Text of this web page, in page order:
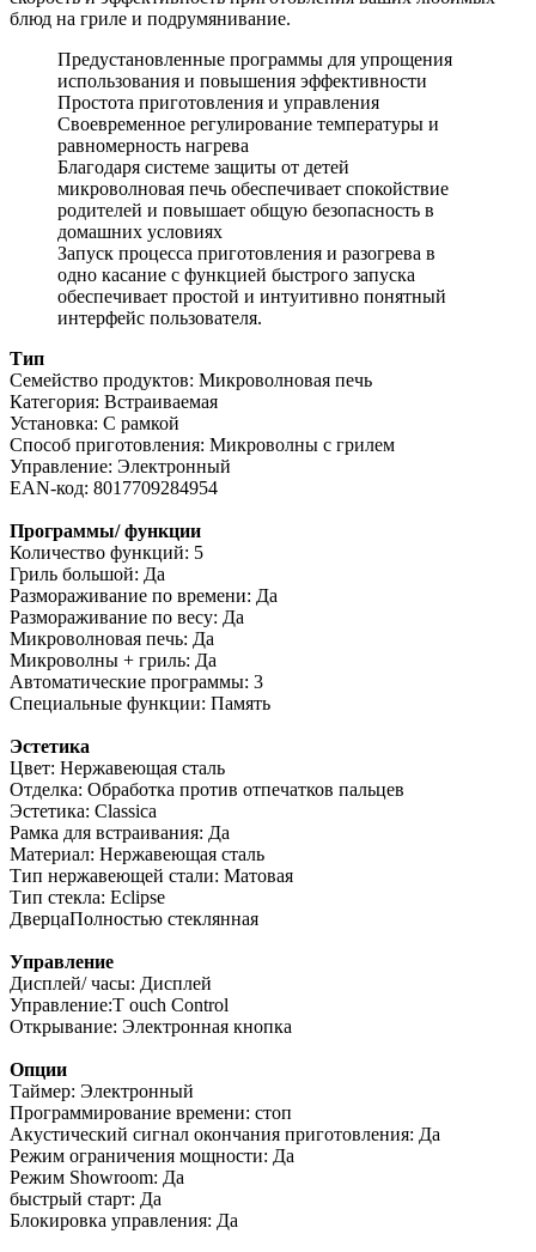
блюд на гриле и подрумянивание.
Предустановленные программы для упрощения
использования и повышения эффективности
Простота приготовления и управления
Своевременное регулирование температуры и
равномерность нагрева
Благодаря системе защиты от детей
микроволновая печь обеспечивает спокойствие
родителей и повышает общую безопасность в
домашних условиях
Запуск процесса приготовления и разогрева в
одно касание с функцией быстрого запуска
обеспечивает простой и интуитивно понятный
интерфейс пользователя.
Тип
Семейство продуктов: Микроволновая печь
Категория: Встраиваемая
Установка: С рамкой
Способ приготовления: Микроволны с грилем
Управление: Электронный
EAN-код: 8017709284954
Программы/ функции
Количество функций: 5
Гриль большой: Да
Размораживание по времени: Да
Размораживание по весу: Да
Микроволновая печь: Да
Микроволны + гриль: Да
Автоматические программы: 3
Специальные функции: Память
Эстетика
Цвет: Нержавеющая сталь
Отделка: Обработка против отпечатков пальцев
Эстетика: Classica
Рамка для встраивания: Да
Материал: Нержавеющая сталь
Тип нержавеющей стали: Матовая
Тип стекла: Eclipse
ДверцаПолностью стеклянная
Управление
Дисплей/ часы: Дисплей
Управление:T ouch Control
Открывание: Электронная кнопка
Опции
Таймер: Электронный
Программирование времени: стоп
Акустический сигнал окончания приготовления: Да
Режим ограничения мощности: Да
Режим Showroom: Да
быстрый старт: Да
Блокировка управления: Да